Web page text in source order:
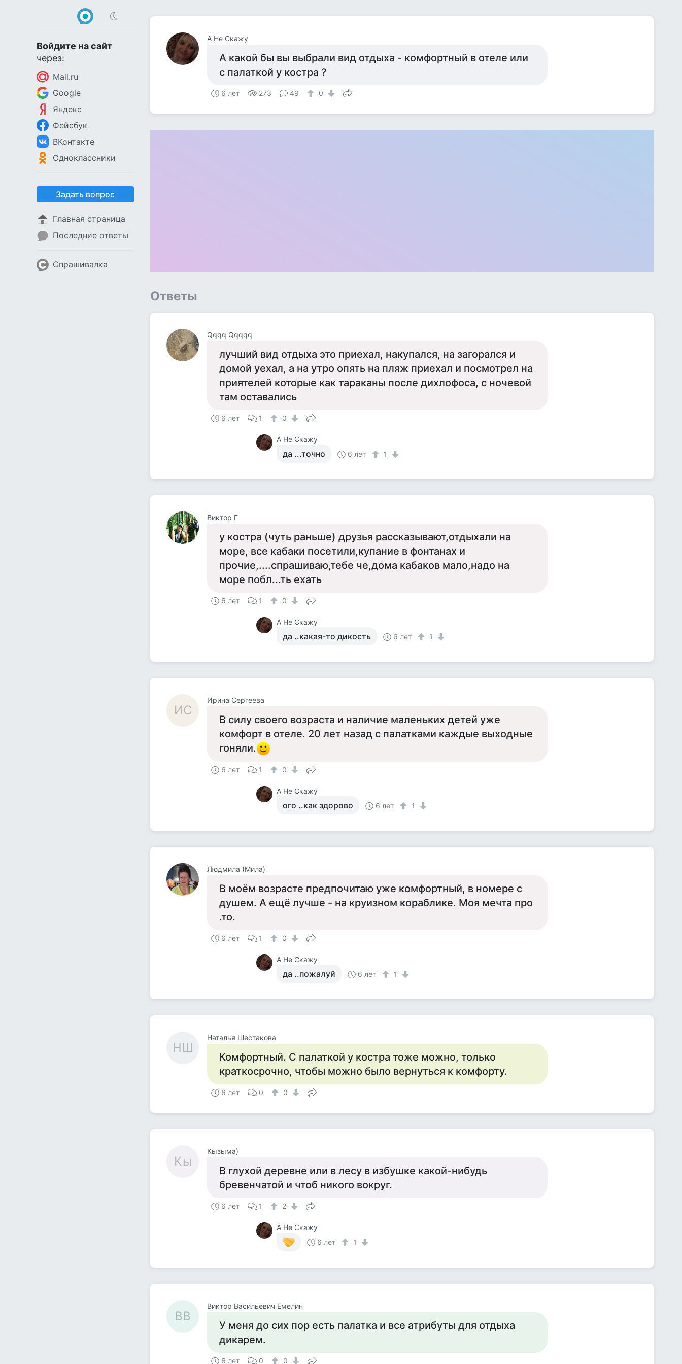
Войдите на сайт
через:
Mail.ru
Google
Яндекс
Фейсбук
ВКонтакте
Одноклассники
Задать вопрос
Главная страница
Последние ответы
Спрашивалка
А Не Скажу
А какой бы вы выбрали вид отдыха - комфортный в отеле или
с палаткой у костра ?
6 лет 273 49 0
Ответы
Qqqq Qqqqq
лучший вид отдыха это приехал, накупался, на загорался и
домой уехал, а на утро опять на пляж приехал и посмотрел на
приятелей которые как тараканы после дихлофоса, с ночевой
там оставались
6 лет 1 0
А Не Скажу
да ...точно 6 лет 1
Виктор Г
у костра (чуть раньше) друзья рассказывают,отдыхали на
море, все кабаки посетили,купание в фонтанах и
прочие,....спрашиваю,тебе че,дома кабаков мало,надо на
море побл...ть ехать
6 лет 1 0
А Не Скажу
да ..какая-то дикость 6 лет 1
ИС
Ирина Сергеева
В силу своего возраста и наличие маленьких детей уже
комфорт в отеле. 20 лет назад с палатками каждые выходные
гоняли.
6 лет 1 0
А Не Скажу
ого ..как здорово 6 лет 1
Людмила (Мила)
В моём возрасте предпочитаю уже комфортный, в номере с
душем. А ещё лучше - на круизном кораблике. Моя мечта про
.то.
6 лет 1 0
А Не Скажу
да ..пожалуй 6 лет 1
НШ
Наталья Шестакова
Комфортный. С палаткой у костра тоже можно, только
краткосрочно, чтобы можно было вернуться к комфорту.
6 лет 0 0
Кы
Кызыма)
В глухой деревне или в лесу в избушке какой-нибудь
бревенчатой и чтоб никого вокруг.
6 лет 1 2
А Не Скажу
6 лет
1
ВВ
Виктор Васильевич Емелин
У меня до сих пор есть палатка и все атрибуты для отдыха
дикарем.
6 лет 0 0